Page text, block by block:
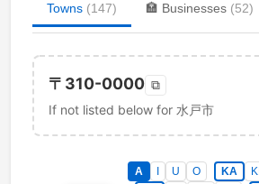
Towns (147) 🏣 Businesses (52)
〒 310-0000 ⧉
If not listed below for 水戸市
A U O KA KI